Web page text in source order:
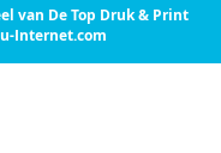
van De Top Druk & Print
Internet.com